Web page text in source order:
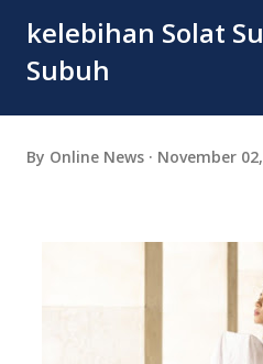
kelebihan Solat
Subuh
By Online News November